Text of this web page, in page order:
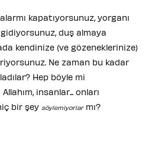
kapatıyorsunuz, yorganı
duş almaya
kendinize (ve gözeneklerinize)
Ne zaman bu kadar
Hep böyle mi
insanlar... onları
bir şey söylemiyorlarmı?